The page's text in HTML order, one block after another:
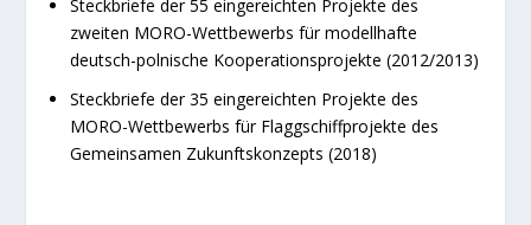
Steckbriefe der 55 eingereichten Projekte des
zweiten MORO-Wettbewerbs für modellhafte
deutsch-polnische Kooperationsprojekte (2012/2013)
Steckbriefe der 35 eingereichten Projekte des
MORO-Wettbewerbs für Flaggschiffprojekte des
Gemeinsamen Zukunftskonzepts (2018)